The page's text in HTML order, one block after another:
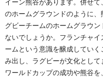
イーン熊谷があります。併せ
のホームグラウンドのように
グビーチームのホームグラウ
ないでしょうか。フランチャ
ームという意識を醸成してい
み出し、ラグビーが文化とし
ワールドカップの成功や熊谷